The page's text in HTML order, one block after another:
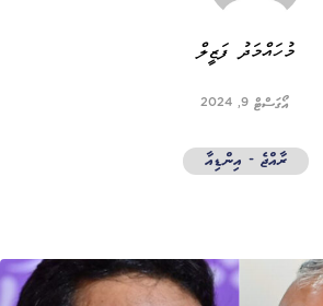
މުހައްމަދު ފަޒީލް
އޯގަސްޓް 9, 2024
ރާއްޖެ - އިންޑިއާ